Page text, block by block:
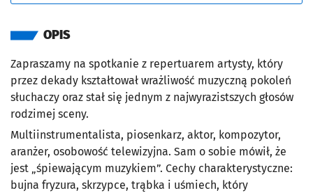
OPIS
Zapraszamy na spotkanie z repertuarem artysty, który
przez dekady kształtował wrażliwość muzyczną pokoleń
słuchaczy oraz stał się jednym z najwyrazistszych głosów
rodzimej sceny.
Multiinstrumentalista, piosenkarz, aktor, kompozytor,
aranżer, osobowość telewizyjna. Sam o sobie mówił, że
jest „śpiewającym muzykiem”. Cechy charakterystyczne:
bujna fryzura, skrzypce, trąbka i uśmiech, który